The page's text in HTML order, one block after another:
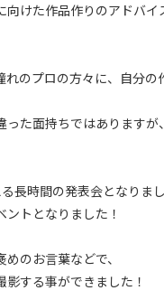
けた作品作りのアドバ
のプロの方々に、自分の
た面持ちではあります
長時間の発表会となりまし
トとなりました！
のお言葉などで、
する事ができました！